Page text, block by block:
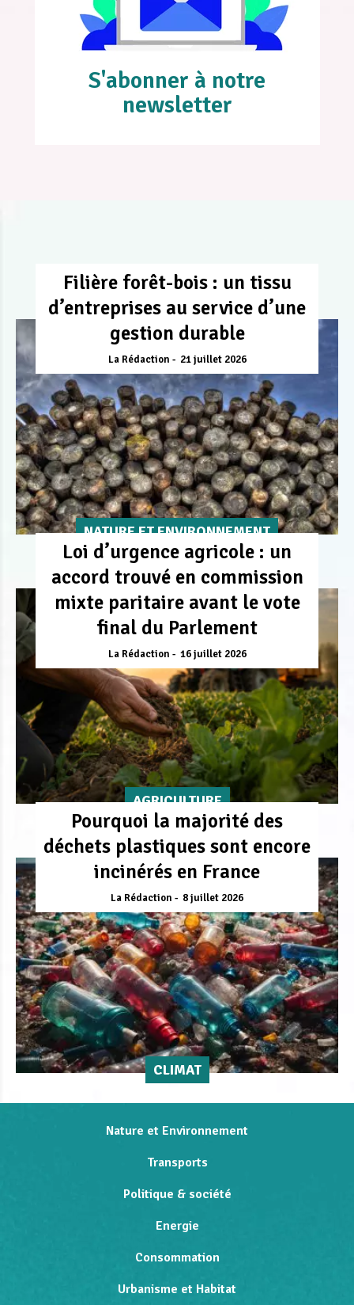
S'abonner à notre
newsletter
Filière forêt-bois : un tissu
d’entreprises au service d’une
gestion durable
La Rédaction 21 juillet 2026
NATURE ET ENVIRONNEMENT
Loi d’urgence agricole : un
accord trouvé en commission
mixte paritaire avant le vote
final du Parlement
La Rédaction 16 juillet 2026
AGRICULTURE
Pourquoi la majorité des
déchets plastiques sont encore
incinérés en France
La Rédaction 8 juillet 2026
CLIMAT
Nature et Environnement
Transports
Politique & société
Energie
Consommation
Urbanisme et Habitat